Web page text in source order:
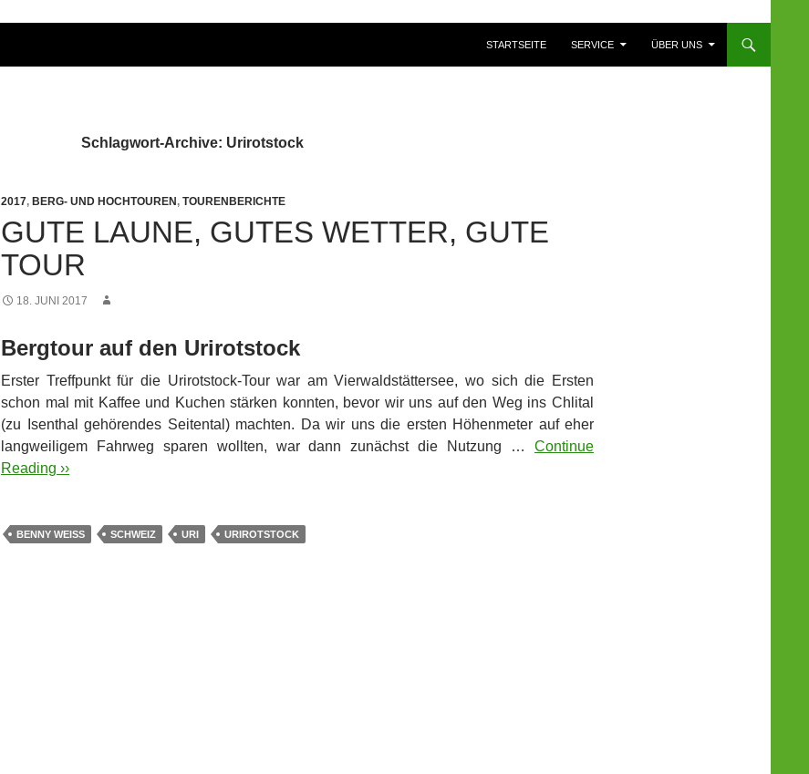
STARTSEITE
SERVICE ÜBER UNS
Schlagwort-Archive: Urirotstock
2017, BERG- UND HOCHTOUREN, TOURENBERICHTE
GUTE LAUNE, GUTES WETTER, GUTE
TOUR
18. JUNI 2017
Bergtour auf den Urirotstock
Erster Treffpunkt für die Urirotstock-Tour war am Vierwaldstättersee, wo sich die Ersten
schon mal mit Kaffee und Kuchen stärken konnten, bevor wir uns auf den Weg ins Chlital
(zu Isenthal gehörendes Seitental) machten. Da wir uns die ersten Höhenmeter auf eher
langweiligem Fahrweg sparen wollten, war dann zunächst die Nutzung … Continue
Reading ››
BENNY WEISS SCHWEIZ URI URIROTSTOCK